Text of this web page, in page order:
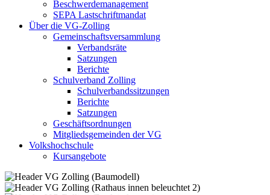
Beschwerdemanagement
SEPA Lastschriftmandat
Über die VG-Zolling
Gemeinschaftsversammlung
Verbandsräte
Satzungen
Berichte
Schulverband Zolling
Schulverbandssitzungen
Berichte
Satzungen
Geschäftsordnungen
Mitgliedsgemeinden der VG
Volkshochschule
Kursangebote